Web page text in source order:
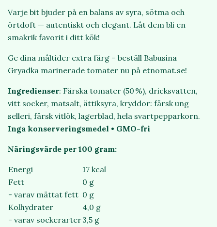
Varje bit bjuder på en balans av syra, sötma och
örtdoft — autentiskt och elegant. Låt dem bli en
smakrik favorit i ditt kök!
Ge dina måltider extra färg – beställ Babusina
Gryadka marinerade tomater nu på etnomat.se!
Ingredienser: Färska tomater (50 %), dricksvatten,
vitt socker, matsalt, ättiksyra, kryddor: färsk ung
selleri, färsk vitlök, lagerblad, hela svartpepparkorn.
Inga konserveringsmedel • GMO-fri
Näringsvärde per 100 gram:
Energi
17 kcal
Fett
0 g
- varav mättat fett 0 g
Kolhydrater
4,0 g
- varav sockerarter3,5 g